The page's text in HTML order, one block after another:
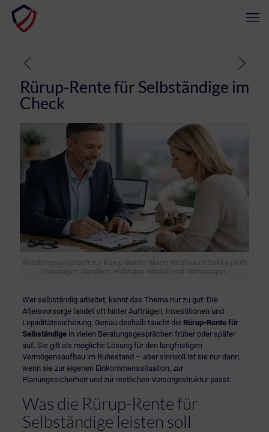
Rürup-Rente für Selbständige im
Check
Beratungsgespräch zur Rürup-Rente: Mann im blauem Sakko prüft
Unterlagen, daneben Holzhaus-Modell und Münzstapel.
Wer selbständig arbeitet, kennt das Thema nur zu gut: Die
Altersvorsorge landet oft hinter Aufträgen, Investitionen und
Liquiditätssicherung. Genau deshalb taucht die Rürup-Rente für
Selbständigein vielen Beratungsgesprächen früher oder später
auf. Sie gilt als mögliche Lösung für den langfristigen
Vermögensaufbau im Ruhestand – aber sinnvoll ist sie nur dann,
wenn sie zur eigenen Einkommenssituation, zur
Planungssicherheit und zur restlichen Vorsorgestruktur passt.
Was die Rürup-Rente für
Selbständige leisten soll